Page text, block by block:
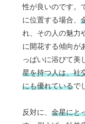
性が良いのです。
に位置する場合、
れ、その人の魅力
に開花する傾向が
っぱいに浴びて美
星を持つ人は、社
にも優れているで
反対に、 金星にと